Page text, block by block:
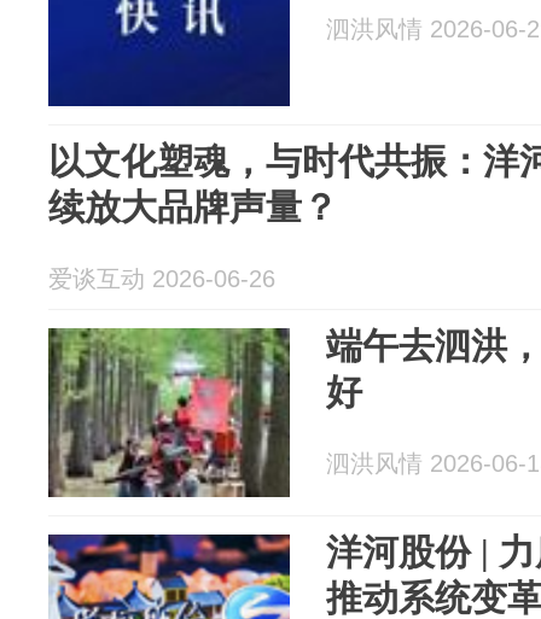
泗洪风情 2026-06-
以文化塑魂，与时代共振：洋
续放大品牌声量？
爱谈互动 2026-06-26
端午去泗洪
好
泗洪风情 2026-06-
洋河股份 |
推动系统变